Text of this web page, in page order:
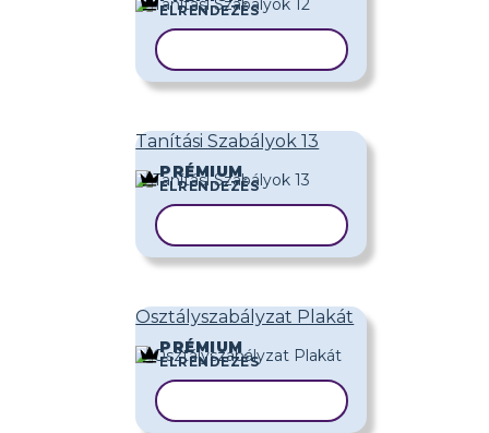
ELRENDEZÉS
Tanítási Szabályok 13
PRÉMIUM
ELRENDEZÉS
Osztályszabályzat Plakát
PRÉMIUM
ELRENDEZÉS